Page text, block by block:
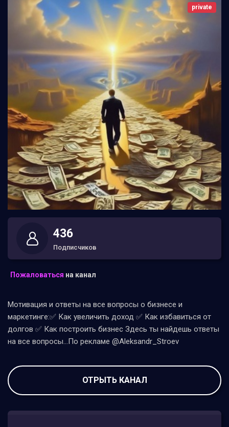
private
436
Подписчиков
Пожаловаться на канал
Мотивация и ответы на все вопросы о бизнесе и
маркетинге:✅ Как увеличить доход ✅ Как избавиться от
долгов ✅ Как построить бизнес Здесь ты найдешь ответы
на все вопросы...По рекламе @Aleksandr_Stroev
ОТРЫТЬ КАНАЛ